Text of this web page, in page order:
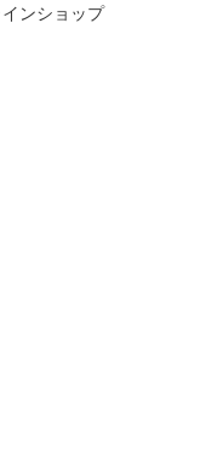
ンショップ